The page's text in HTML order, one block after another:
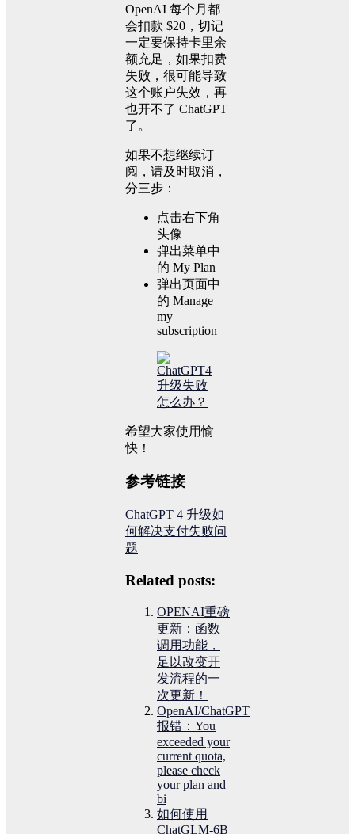
OpenAI 每个月都
会扣款 $20，切记
一定要保持卡里余
额充足，如果扣费
失败，很可能导致
这个账户失效，再
也开不了 ChatGPT
了。
如果不想继续订
阅，请及时取消，
分三步：
点击右下角
头像
弹出菜单中
的 My Plan
弹出页面中
的 Manage
my
subscription
希望大家使用愉
快！
参考链接
ChatGPT 4 升级如
何解决支付失败问
题
Related posts:
OPENAI重磅
更新：函数
调用功能，
足以改变开
发流程的一
次更新！
OpenAI/ChatGPT
报错：You
exceeded your
current quota,
please check
your plan and
bi
如何使用
ChatGLM-6B